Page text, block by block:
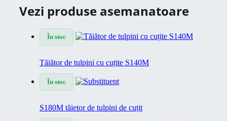
Vezi produse asemanatoare
În stoc
Tăiător de tulpini cu cuțite S140M
În stoc
S180M tăietor de tulpini de cuțit